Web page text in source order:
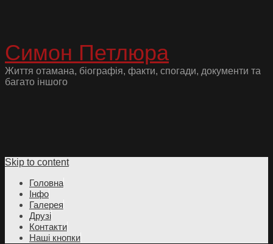
Симон Петлюра
Життя отамана, біографія, факти, спогади, документи та
багато іншого
Skip to content
Головна
Інфо
Галерея
Друзі
Контакти
Наші кнопки